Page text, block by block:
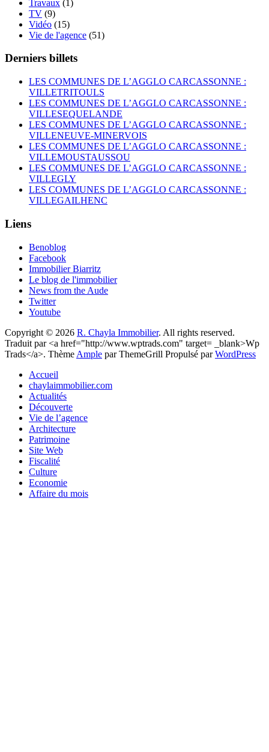
Travaux (1)
TV (9)
Vidéo (15)
Vie de l'agence (51)
Derniers billets
LES COMMUNES DE L’AGGLO CARCASSONNE :
VILLETRITOULS
LES COMMUNES DE L’AGGLO CARCASSONNE :
VILLESEQUELANDE
LES COMMUNES DE L’AGGLO CARCASSONNE :
VILLENEUVE-MINERVOIS
LES COMMUNES DE L’AGGLO CARCASSONNE :
VILLEMOUSTAUSSOU
LES COMMUNES DE L’AGGLO CARCASSONNE :
VILLEGLY
LES COMMUNES DE L’AGGLO CARCASSONNE :
VILLEGAILHENC
Liens
Benoblog
Facebook
Immobilier Biarritz
Le blog de l'immobilier
News from the Aude
Twitter
Youtube
Copyright © 2026 R. Chayla Immobilier. All rights reserved.
Traduit par <a href="http://www.wptrads.com" target= _blank>Wp
Trads</a>. Thème Ample par ThemeGrill Propulsé parWordPress
Accueil
chaylaimmobilier.com
Actualités
Découverte
Vie de l’agence
Architecture
Patrimoine
Site Web
Fiscalité
Culture
Economie
Affaire du mois